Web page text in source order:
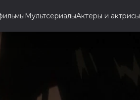
МультсериалыАктеры и актрисы